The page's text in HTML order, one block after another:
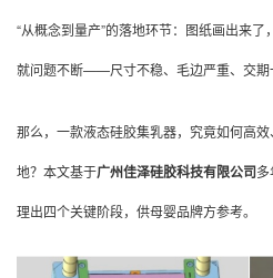
“从概念到量产”的落地环节：图纸画出来
就问题不断——尺寸不稳、毛边严重、交期
那么，一款液态硅胶集乳器，究竟如何高
地？本文基于广州佳泽硅胶科技有限公司
理出四个关键阶段，供母婴品牌方参考。